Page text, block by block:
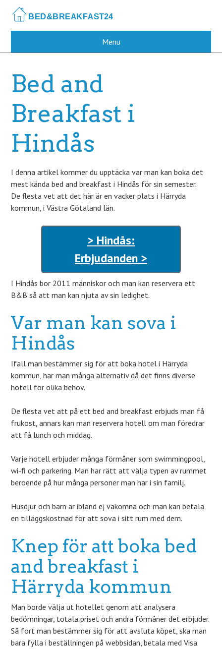
main
Menu
Bed and
Breakfast i
Hindås
I denna artikel kommer du upptäcka var man kan boka det
mest kända bed and breakfast i Hindås för sin semester.
De flesta vet att det här är en vacker plats i Härryda
kommun, i Västra Götaland län.
> Hindås:
Erbjudanden >
I Hindås bor 2011 människor och man kan reservera ett
B&B så att man kan njuta av sin ledighet.
Var man kan sova i
Hindås
Ifall man bestämmer sig för att boka hotel i Härryda
kommun, har man många alternativ då det finns diverse
hotell för olika behov.
De flesta vet att på ett bed and breakfast erbjuds man få
frukost, annars kan man reservera hotell om man föredrar
att få lunch och middag.
Varje hotell erbjuder många förmåner som swimmingpool,
wi-fi och parkering. Man har rätt att välja typen av rummet
beroende på hur många personer man har i sin familj.
Husdjur och barn är ibland ej väkomna och man kan betala
en tilläggskostnad för att sova i sitt rum med dem.
Knep för att boka bed
and breakfast i
Härryda kommun
Man borde välja ut hotellet genom att analysera
bedömningar, totala priset och andra förmåner det erbjuder.
Så fort man bestämmer sig för att avsluta köpet, ska man
bara fylla i beställningen på webbsidan, betala med Visa